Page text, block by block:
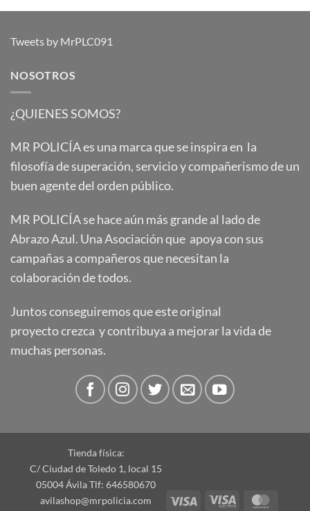
Tweets by MrPLC091
NOSOTROS
¿QUIENES SOMOS?
MR POLICÍA es una marca que se inspira en la
filosofía de superación, servicio y compañerismo de un
buen agente del orden público.
MR POLICÍA se hace aún más grande al lado de
Abrazo Azul. Una Asociación que apoya con sus
campañas a compañeros que necesitan la
colaboración de todos.
Juntos conseguiremos que este original
proyecto crezca y contribuya a mejorar la vida de
muchas personas.
Tienda física:
C/ Ciudad de Toledo 1, local 15
05004 Ávila Tlf: 646580670
avilashop@mrpolicia.com
Visa
Visa